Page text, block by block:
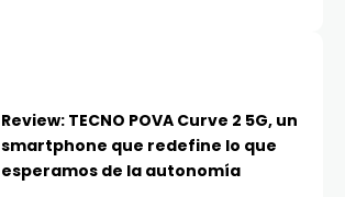
Review: TECNO POVA Curve 2 5G, un
smartphone que redefine lo que
esperamos de la autonomía